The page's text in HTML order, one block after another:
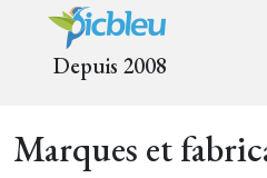
Depuis 2008
Marques et